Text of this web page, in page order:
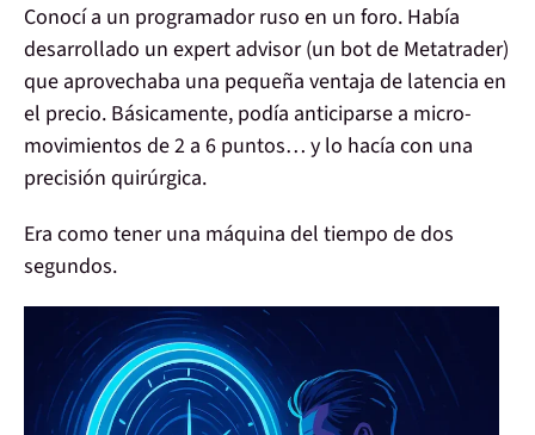
Conocí a un programador ruso en un foro. Había
desarrollado un expert advisor(un bot de Metatrader)
que aprovechaba una pequeña ventaja de latencia en
el precio. Básicamente, podía anticiparse a micro-
movimientos de 2 a 6 puntos… y lo hacía con una
precisión quirúrgica.
Era como tener una máquina del tiempo de dos
segundos.